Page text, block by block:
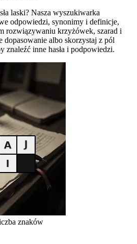
laski? Nasza wyszukiwarka
odpowiedzi, synonimy i definicje,
rozwiązywaniu krzyżówek, szarad i
dopasowanie albo skorzystaj z pól
znaleźć inne hasła i podpowiedzi.
znaków